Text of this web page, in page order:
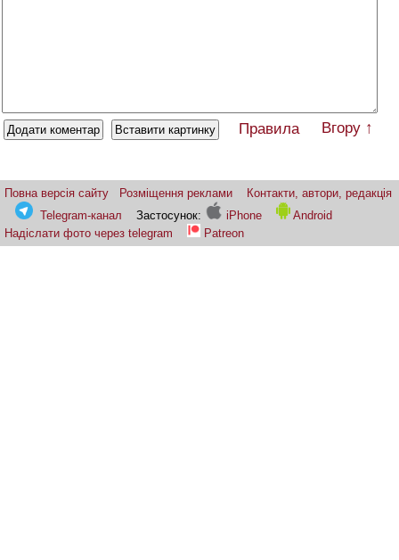
Правила Вгору ↑
Повна версія сайту Розміщення реклами
Контакти, автори, редакція
Telegram-канал
Застосунок: iPhone
Android
Надіслати фото через telegram
Patreon